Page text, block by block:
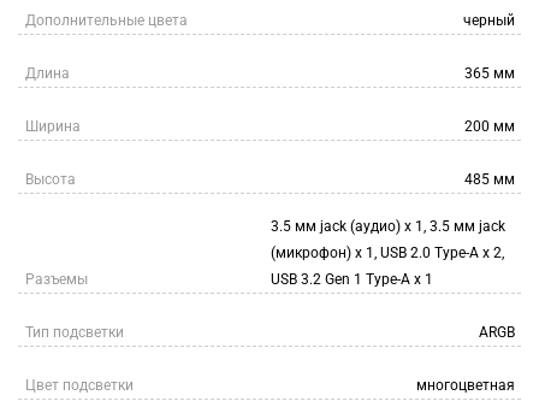
Дополнительные цвета черный
Длина 365 мм
Ширина 200 мм
Высота 485 мм
Разъемы
3.5 мм jack (аудио) х 1, 3.5 мм jack
(микрофон) х 1, USB 2.0 Type-A х 2,
USB 3.2 Gen 1 Type-A х 1
Тип подсветки ARGB
Цвет подсветки многоцветная